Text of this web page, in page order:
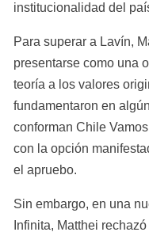
institucionalidad del
Para superar a Lavín,
presentarse como una
teoría a los valores
fundamentaron en
conforman Chile
con la opción
el apruebo.
Sin embargo, en una
Infinita, Matthei